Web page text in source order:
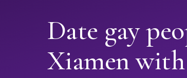
Date gay
Xiamen